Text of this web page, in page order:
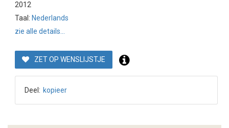
2012
Taal: Nederlands
zie alle details...
ZET OP WENSLIJSTJE
Deel: kopieer